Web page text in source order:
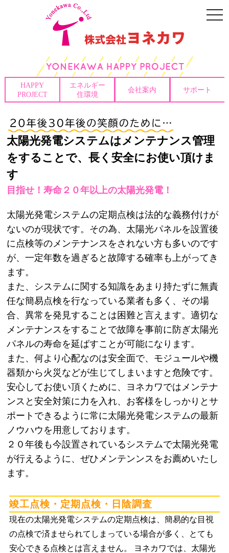
HAPPY
PROJECT
エネルギー
住環境
会社案内 サポート
太陽光発電システムはメンテナンス管理
をすることで、長く安全にお使い頂けま
す
目指せ！寿命２０年以上の太陽光発電！
太陽光発電システムの定期点検は法的な義務付けが
ないのが現状です。その為、太陽光パネルを設置後
に点検等のメンテナンスをされない方も多いのです
が、一定年数を過ぎると故障する確率も上がってき
ます。
また、システムに関する知識をあまり持たずに無責
任な簡易点検を行なっている業者も多く、その場
合、異常を発見することは困難と言えます。適切な
メンテナンスをすることで故障を事前に防ぎ太陽光
パネルの寿命を延ばすことが可能になります。
また、何より心配なのは安全面で、モジュールや機
器類から火災などが生じてしまいますと危険です。
安心してお使い頂くために、ヨネカワではメンテナ
ンスと安全対策に力を入れ、お客様をしっかりとサ
ポートできるように常に太陽光発電システムの最新
ノウハウを用意しております。
２０年後も今設置されているシステムで太陽光発電
が行えるように、ぜひメンテンンスをお薦めいたし
ます。
竣工点検・定期点検・日陰調査
現在の太陽光発電システムの定期点検は、簡易的な目視
の点検で済ませられてしまっている場合が多く、とても
安心できる点検とは言えません。 ヨネカワでは、太陽光